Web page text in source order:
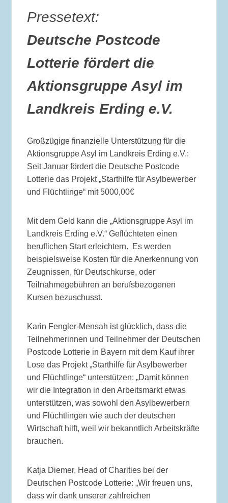
Pressetext:
Deutsche Postcode
Lotterie fördert die
Aktionsgruppe Asyl im
Landkreis Erding e.V.
Großzügige finanzielle Unterstützung für die
Aktionsgruppe Asyl im Landkreis Erding e.V.:
Seit Januar fördert die Deutsche Postcode
Lotterie das Projekt „Starthilfe für Asylbewerber
und Flüchtlinge“ mit 5000,00€
Mit dem Geld kann die „Aktionsgruppe Asyl im
Landkreis Erding e.V.“ Geflüchteten einen
beruflichen Start erleichtern. Es werden
beispielsweise Kosten für die Anerkennung von
Zeugnissen, für Deutschkurse, oder
Teilnahmegebühren an berufsbezogenen
Kursen bezuschusst.
Karin Fengler-Mensah ist glücklich, dass die
Teilnehmerinnen und Teilnehmer der Deutschen
Postcode Lotterie in Bayern mit dem Kauf ihrer
Lose das Projekt „Starthilfe für Asylbewerber
und Flüchtlinge“ unterstützen: „Damit können
wir die Integration in den Arbeitsmarkt etwas
unterstützen, was sowohl den Asylbewerbern
und Flüchtlingen wie auch der deutschen
Wirtschaft hilft, weil wir bekanntlich Arbeitskräfte
brauchen.
Katja Diemer, Head of Charities bei der
Deutschen Postcode Lotterie: „Wir freuen uns,
dass wir dank unserer zahlreichen